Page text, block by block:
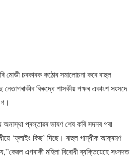
মোডী চৰকাৰক কঠোৰ সমালোচনা কৰে ৰাহুল
বিৰুদ্ধে শাসকীয় পক্ষৰ একাংশ সংসদে
অনাস্থা প্ৰস্তাৱৰ ভাষণ শেষ কৰি সদনৰ পৰা
‘ফ্লাইং কিছ’ দিছে। ৰাহুল গান্ধীক আক্ৰমণ
এগৰাকী মহিলা বিৰোধী ব্যক্তিয়েহে সংসদত